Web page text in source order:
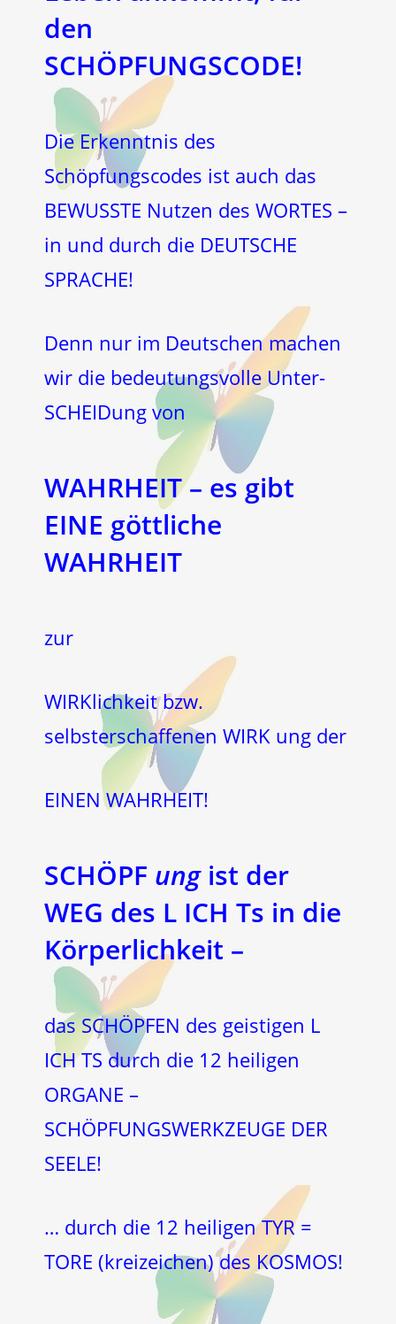
den
SCHÖPFUNGSCODE!
Die Erkenntnis des
Schöpfungscodes ist auch das
BEWUSSTE Nutzen des WORTES –
in und durch die DEUTSCHE
SPRACHE!
Denn nur im Deutschen machen
wir die bedeutungsvolle Unter-
SCHEIDung von
WAHRHEIT – es gibt
EINE göttliche
WAHRHEIT
zur
WIRKlichkeit bzw.
selbsterschaffenen WIRK ung der
EINEN WAHRHEIT!
SCHÖPF ungist der
WEG des L ICH Ts in die
Körperlichkeit –
das SCHÖPFEN des geistigen L
ICH TS durch die 12 heiligen
ORGANE –
SCHÖPFUNGSWERKZEUGE DER
SEELE!
… durch die 12 heiligen TYR =
TORE (kreizeichen) des KOSMOS!